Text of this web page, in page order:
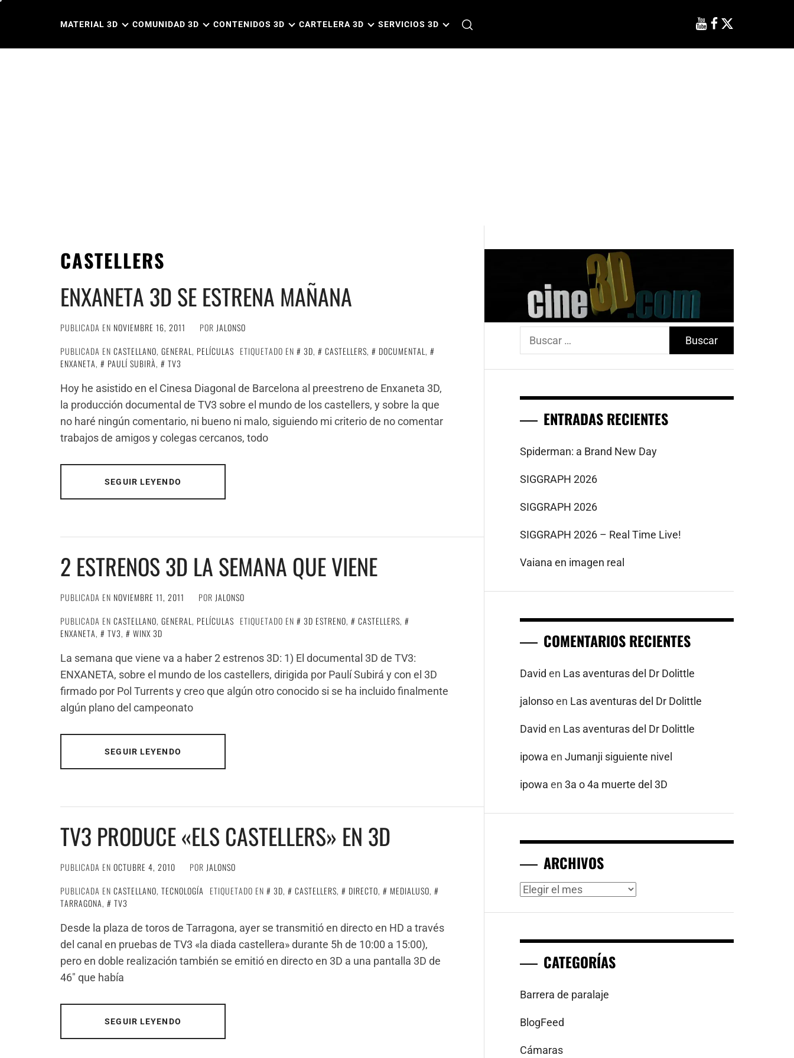
MATERIAL 3D COMUNIDAD 3D CONTENIDOS 3D CARTELERA 3D SERVICIOS 3D
CASTELLERS
ENXANETA 3D SE ESTRENA MAÑANA
PUBLICADA EN NOVIEMBRE 16, 2011 POR JALONSO
PUBLICADA EN CASTELLANO, GENERAL, PELÍCULAS ETIQUETADO EN 3D, CASTELLERS, DOCUMENTAL,
ENXANETA, PAULÍ SUBIRÀ,
TV3
Hoy he asistido en el Cinesa Diagonal de Barcelona al preestreno de Enxaneta 3D,
la producción documental de TV3 sobre el mundo de los castellers, y sobre la que
no haré ningún comentario, ni bueno ni malo, siguiendo mi criterio de no comentar
trabajos de amigos y colegas cercanos, todo
SEGUIR LEYENDO
2 ESTRENOS 3D LA SEMANA QUE VIENE
PUBLICADA EN NOVIEMBRE 11, 2011 POR JALONSO
PUBLICADA EN CASTELLANO, GENERAL, PELÍCULAS ETIQUETADO EN 3D ESTRENO, CASTELLERS,
ENXANETA, TV3,
WINX 3D
La semana que viene va a haber 2 estrenos 3D: 1) El documental 3D de TV3:
ENXANETA, sobre el mundo de los castellers, dirigida por Paulí Subirá y con el 3D
firmado por Pol Turrents y creo que algún otro conocido si se ha incluido finalmente
algún plano del campeonato
SEGUIR LEYENDO
TV3 PRODUCE «ELS CASTELLERS» EN 3D
PUBLICADA EN OCTUBRE 4, 2010 POR JALONSO
PUBLICADA EN CASTELLANO, TECNOLOGÍA ETIQUETADO EN 3D, CASTELLERS, DIRECTO, MEDIALUSO,
TARRAGONA,
TV3
Desde la plaza de toros de Tarragona, ayer se transmitió en directo en HD a través
del canal en pruebas de TV3 «la diada castellera» durante 5h de 10:00 a 15:00),
pero en doble realización también se emitió en directo en 3D a una pantalla 3D de
46″ que había
SEGUIR LEYENDO
Buscar:
ENTRADAS RECIENTES
Spiderman: a Brand New Day
SIGGRAPH 2026
SIGGRAPH 2026
SIGGRAPH 2026 – Real Time Live!
Vaiana en imagen real
COMENTARIOS RECIENTES
David en Las aventuras del Dr Dolittle
jalonsoen Las aventuras del Dr Dolittle
David en Las aventuras del Dr Dolittle
ipowa enJumanji siguiente nivel
ipowa en3a o 4a muerte del 3D
ARCHIVOS
Archivos
CATEGORÍAS
Barrera de paralaje
BlogFeed
Cámaras